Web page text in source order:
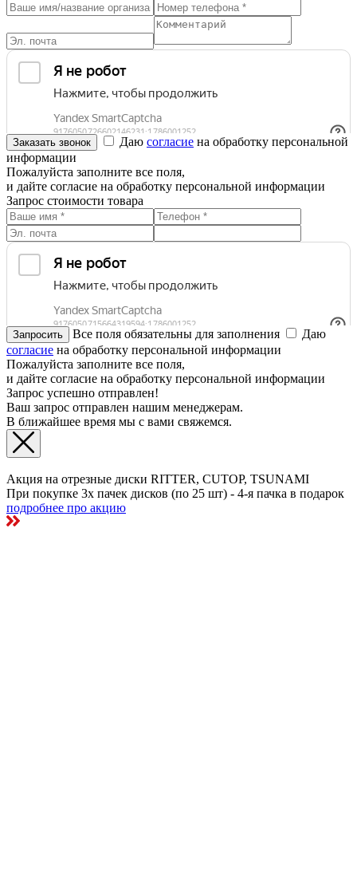
Даю согласие на обработку персональной
информации
Пожалуйста заполните все поля,
и дайте согласие на обработку персональной информации
Запрос стоимости товара
Все поля обязательны для заполнения
Даю
согласие на обработку персональной информации
Пожалуйста заполните все поля,
и дайте согласие на обработку персональной информации
Запрос успешно отправлен!
Ваш запрос отправлен нашим менеджерам.
В ближайшее время мы с вами свяжемся.
Акция на отрезные диски RITTER, CUTOP, TSUNAMI
При покупке 3х пачек дисков (по 25 шт) - 4-я пачка в подарок
подробнее про акцию